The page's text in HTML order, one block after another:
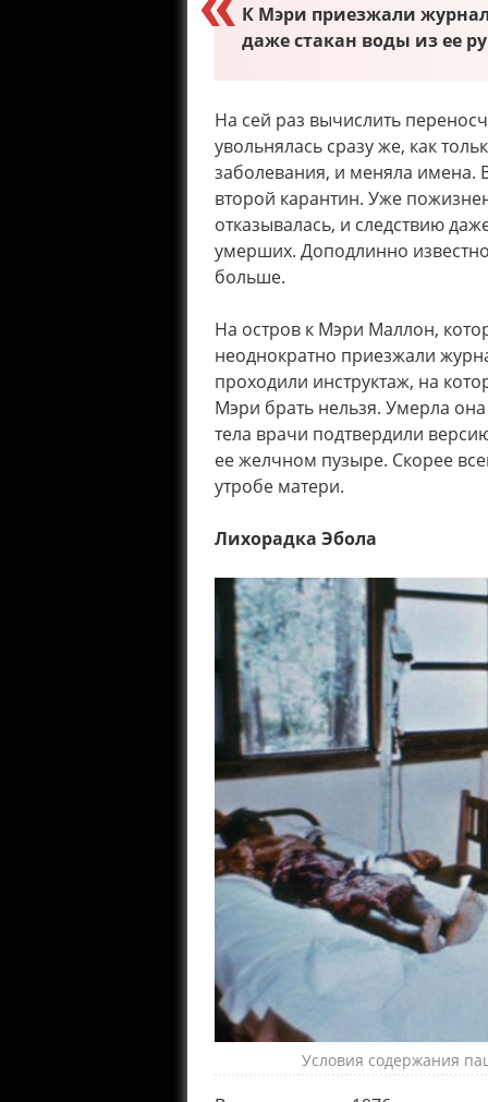
К Мэри приезжали
даже стакан воды из ее
На сей раз вычислить
увольнялась сразу же, как
заболевания, и меняла имена.
второй карантин. Уже
отказывалась, и следствию
умерших. Доподлинно
больше.
На остров к Мэри Маллон,
неоднократно приезжали
проходили инструктаж, на
Мэри брать нельзя. Умерла
тела врачи подтвердили
ее желчном пузыре. Скорее
утробе матери.
Лихорадка Эбола
Условия содержания